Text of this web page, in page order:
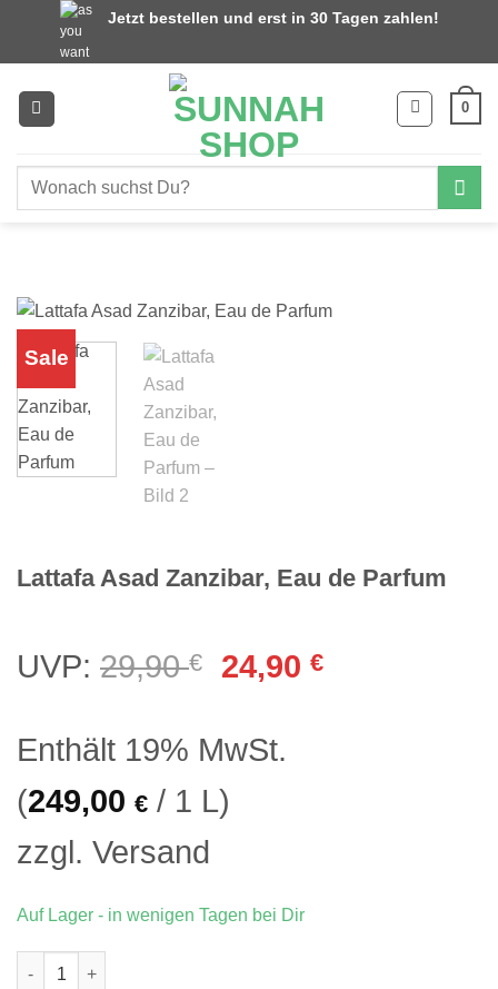
springen
Jetzt bestellen und erst in 30 Tagen zahlen!
0
Suchen
Sale
Lattafa Asad Zanzibar, Eau de Parfum
UVP: 29,90€
Ursprünglicher
29,90 €
24,90 €Aktueller
Enthält 19% MwSt.
(249,00 € / 1 L)
zzgl. Versand
Auf Lager - in wenigen Tagen bei Dir
Lattafa Asad Zanzibar, Eau de Parfum Menge